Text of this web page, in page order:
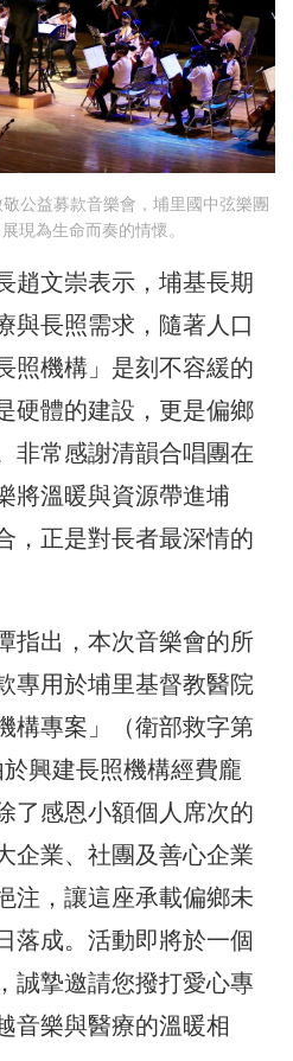
公益募款音樂會，埔里國中弦樂團
現為生命而奏的情懷。
趙文崇表示，埔基長期
與長照需求，隨著人口
照機構」是刻不容緩的
硬體的建設，更是偏鄉
非常感謝清韻合唱團在
將溫暖與資源帶進埔
，正是對長者最深情的
指出，本次音樂會的所
專用於埔里基督教醫院
構專案」（衛部救字第
興建長照機構經費龐
了感恩小額個人席次的
企業、社團及善心企業
注，讓這座承載偏鄉未
落成。活動即將於一個
誠摯邀請您撥打愛心專
音樂與醫療的溫暖相